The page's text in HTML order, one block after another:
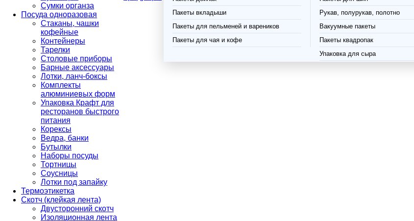
Сумки органза
Посуда одноразовая
Стаканы, чашки
кофейные
Контейнеры
Тарелки
Столовые приборы
Барные аксессуары
Лотки, ланч-боксы
Комплекты
алюминиевых форм
Упаковка Крафт для
ресторанов быстрого
питания
Корексы
Ведра, банки
Бутылки
Наборы посуды
Тортницы
Соусницы
Лотки под запайку
Термоэтикетка
Скотч (клейкая лента)
Двусторонний скотч
Изоляционная лента
Пакеты вкладыши
Пакеты для пельменей и вареников
Пакеты для чая и кофе
Рукав, полурукав, полотно
Вакуумные пакеты
Пакеты квадропак
Упаковка для сыра